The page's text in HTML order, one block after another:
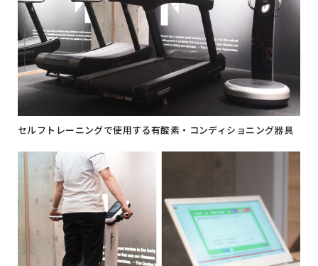
セルフトレーニングで使用する有酸素・コンディショニング器具